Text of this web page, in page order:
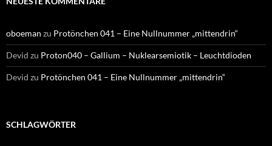
oboeman zu Protönchen 041 – Eine Nullnummer „mittendrin“
Devid zu Proton040 – Gallium – Nuklearsemiotik – Leuchtdioden
Devid zu Protönchen 041 – Eine Nullnummer „mittendrin“
SCHLAGWÖRTER